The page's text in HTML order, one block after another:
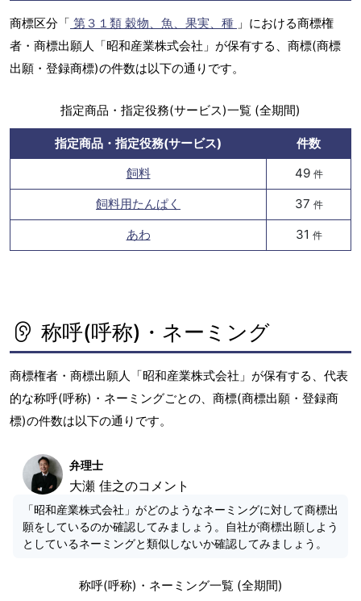
商標区分「 第３１類 穀物、魚、果実、種 」における商標権
者・商標出願人「昭和産業株式会社」が保有する、商標(商標
出願・登録商標)の件数は以下の通りです。
指定商品・指定役務(サービス)一覧 (全期間)
指定商品・指定役務(サービス)
件数
飼料
49 件
飼料用たんぱく 37 件
あわ 31 件
称呼(呼称)・ネーミング
商標権者・商標出願人「昭和産業株式会社」が保有する、代表
的な称呼(呼称)・ネーミングごとの、商標(商標出願・登録商
標)の件数は以下の通りです。
弁理士
大瀬 佳之のコメント
「昭和産業株式会社」がどのようなネーミングに対して商標出
願をしているのか確認してみましょう。自社が商標出願しよう
としているネーミングと類似しないか確認してみましょう。
称呼(呼称)・ネーミング一覧 (全期間)